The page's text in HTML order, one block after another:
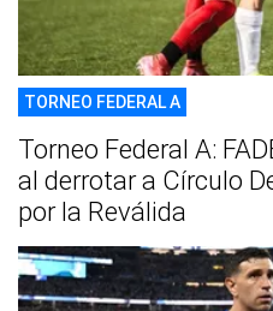
TORNEO FEDERAL A
Torneo Federal A:
al derrotar a Círculo
por la Reválida